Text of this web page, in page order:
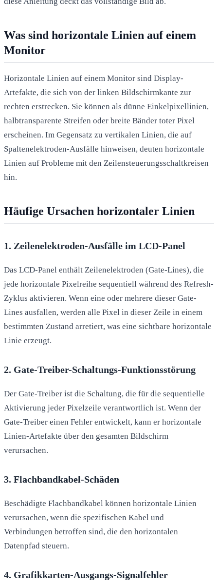
Was sind horizontale Linien auf einem
Monitor
Horizontale Linien auf einem Monitor sind Display-
Artefakte, die sich von der linken Bildschirmkante zur
rechten erstrecken. Sie können als dünne Einkelpixellinien,
halbtransparente Streifen oder breite Bänder toter Pixel
erscheinen. Im Gegensatz zu vertikalen Linien, die auf
Spaltenelektroden-Ausfälle hinweisen, deuten horizontale
Linien auf Probleme mit den Zeilensteuerungsschaltkreisen
hin.
Häufige Ursachen horizontaler Linien
1. Zeilenelektroden-Ausfälle im LCD-Panel
Das LCD-Panel enthält Zeilenelektroden (Gate-Lines), die
jede horizontale Pixelreihe sequentiell während des Refresh-
Zyklus aktivieren. Wenn eine oder mehrere dieser Gate-
Lines ausfallen, werden alle Pixel in dieser Zeile in einem
bestimmten Zustand arretiert, was eine sichtbare horizontale
Linie erzeugt.
2. Gate-Treiber-Schaltungs-Funktionsstörung
Der Gate-Treiber ist die Schaltung, die für die sequentielle
Aktivierung jeder Pixelzeile verantwortlich ist. Wenn der
Gate-Treiber einen Fehler entwickelt, kann er horizontale
Linien-Artefakte über den gesamten Bildschirm
verursachen.
3. Flachbandkabel-Schäden
Beschädigte Flachbandkabel können horizontale Linien
verursachen, wenn die spezifischen Kabel und
Verbindungen betroffen sind, die den horizontalen
Datenpfad steuern.
4. Grafikkarten-Ausgangs-Signalfehler